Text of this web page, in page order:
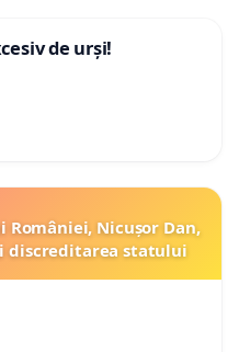
de urși!
României, Nicușor Dan,
discreditarea statului